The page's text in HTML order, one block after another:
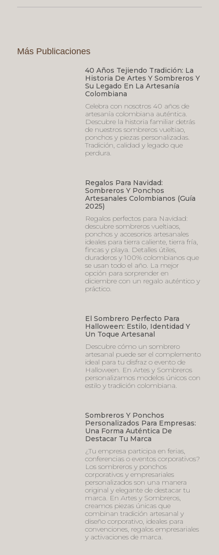
Más Publicaciones
40 Años Tejiendo Tradición: La
Historia De Artes Y Sombreros Y
Su Legado En La Artesanía
Colombiana
Celebra con nosotros 40 años de
artesanía colombiana auténtica.
Descubre la historia familiar detrás
de nuestros sombreros vueltiao,
ponchos y piezas personalizadas.
Tradición, calidad y legado que
perdura.
Regalos Para Navidad:
Sombreros Y Ponchos
Artesanales Colombianos (Guía
2025)
Regalos perfectos para Navidad:
descubre sombreros vueltiaos,
ponchos y accesorios artesanales
ideales para tierra caliente, tierra fría,
fincas y playa. Detalles útiles,
duraderos y 100% colombianos que
se usan todo el año. La mejor
opción para sorprender en
diciembre con un regalo auténtico y
práctico.
El Sombrero Perfecto Para
Halloween: Estilo, Identidad Y
Un Toque Artesanal
Descubre cómo un sombrero
artesanal puede ser el complemento
ideal para tu disfraz o evento de
Halloween. En Artes y Sombreros
personalizamos modelos únicos con
estilo y tradición colombiana.
Sombreros Y Ponchos
Personalizados Para Empresas:
Una Forma Auténtica De
Destacar Tu Marca
¿Tu empresa participa en ferias,
conferencias o eventos corporativos?
Los sombreros y ponchos
corporativos y empresariales
personalizados son una manera
original y elegante de destacar tu
marca. En Artes y Sombreros,
creamos piezas únicas que
combinan tradición artesanal y
diseño corporativo, ideales para
convenciones, regalos empresariales
y activaciones de marca.